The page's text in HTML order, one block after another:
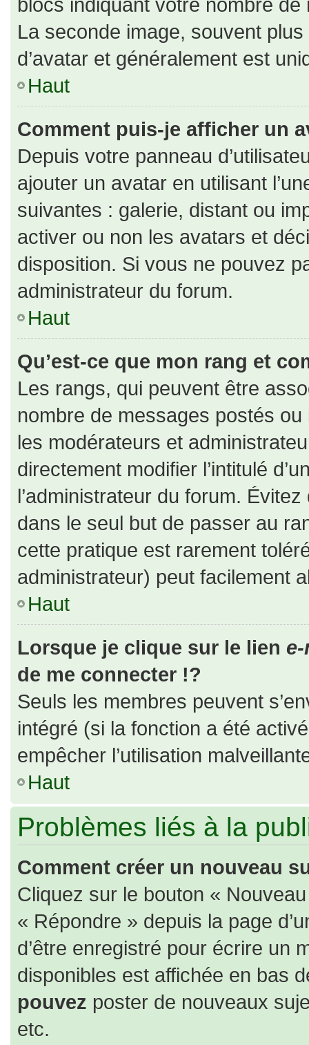
La seconde image, souvent
d’avatar et généralement est
Haut
Comment puis-je afficher un
Depuis votre panneau
ajouter un avatar en utilisant
suivantes : galerie, distant ou
activer ou non les avatars et
disposition. Si vous ne pouvez
administrateur du forum.
Haut
Qu’est-ce que mon rang et
Les rangs, qui peuvent être
nombre de messages postés
les modérateurs et
directement modifier l’intitulé
l’administrateur du forum.
dans le seul but de passer au
cette pratique est rarement
administrateur) peut facilement
Haut
Lorsque je clique sur le lien
de me connecter !?
Seuls les membres peuvent
intégré (si la fonction a été
empêcher l’utilisation
Haut
Problèmes liés à la
Comment créer un nouveau
Cliquez sur le bouton «
« Répondre » depuis la page
d’être enregistré pour écrire un
disponibles est affichée en bas
pouvez poster de nouveaux
etc.